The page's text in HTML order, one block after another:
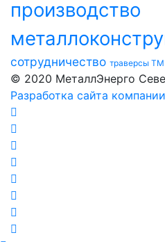
производство
сотрудничество траверсы ТМ
© 2020 МеталлЭнерго
Разработка сайта компании